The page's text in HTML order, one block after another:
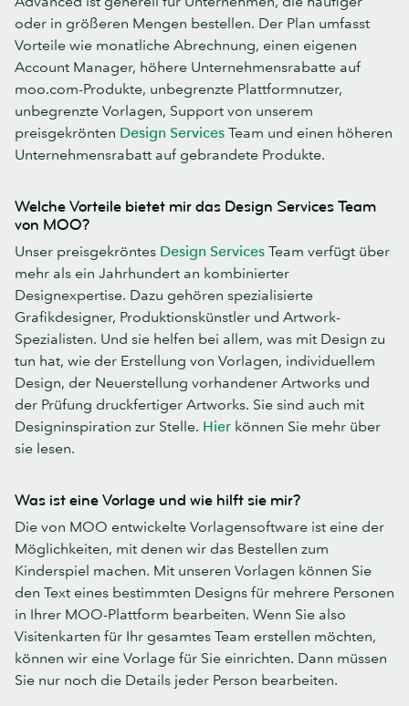
oder in größeren Mengen bestellen. Der Plan umfasst
Vorteile wie monatliche Abrechnung, einen eigenen
Account Manager, höhere Unternehmensrabatte auf
moo.com-Produkte, unbegrenzte Plattformnutzer,
unbegrenzte Vorlagen, Support von unserem
preisgekrönten Design Services Team und einen höheren
Unternehmensrabatt auf gebrandete Produkte.
Welche Vorteile bietet mir das Design Services Team
von MOO?
Unser preisgekröntes Design Services Team verfügt über
mehr als ein Jahrhundert an kombinierter
Designexpertise. Dazu gehören spezialisierte
Grafikdesigner, Produktionskünstler und Artwork-
Spezialisten. Und sie helfen bei allem, was mit Design zu
tun hat, wie der Erstellung von Vorlagen, individuellem
Design, der Neuerstellung vorhandener Artworks und
der Prüfung druckfertiger Artworks. Sie sind auch mit
Designinspiration zur Stelle. Hier können Sie mehr über
sie lesen.
Was ist eine Vorlage und wie hilft sie mir?
Die von MOO entwickelte Vorlagensoftware ist eine der
Möglichkeiten, mit denen wir das Bestellen zum
Kinderspiel machen. Mit unseren Vorlagen können Sie
den Text eines bestimmten Designs für mehrere Personen
in Ihrer MOO-Plattform bearbeiten. Wenn Sie also
Visitenkarten für Ihr gesamtes Team erstellen möchten,
können wir eine Vorlage für Sie einrichten. Dann müssen
Sie nur noch die Details jeder Person bearbeiten.